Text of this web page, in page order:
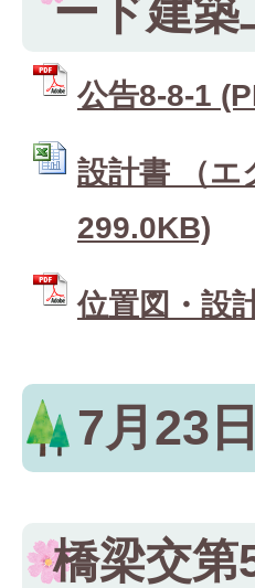
ード建築
公告8-8-1
設計書 （
299.0KB)
位置図・設
7月23
橋梁交第